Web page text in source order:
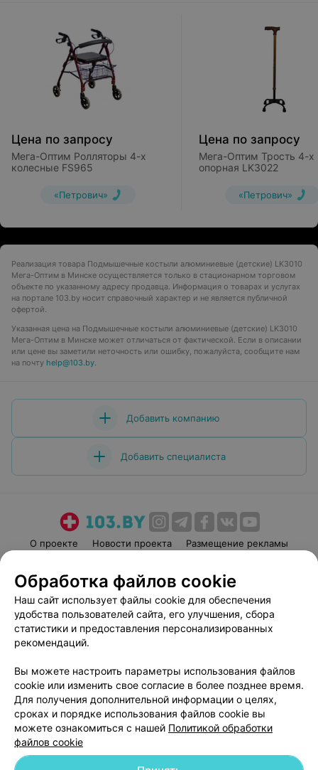
Цена по запросу
Мега-Оптим Ролляторы 4-х
колесные FS965
«Петрович»
Цена по запросу
Мега-Оптим Трость 4-х
опорная LK3022
«Петрович»
Реализация товара Подмышечные костыли алюминиевые (детские) LK3010
Мега-Оптим в Минске осуществляется только в стационарном торговом
объекте по указанному адресу продавца. Информация о товарах и услугах
на портале 103.by носит справочный характер и не является публичной
офертой.
Указанная цена на Подмышечные костыли алюминиевые (детские) LK3010
Мега-Оптим в Минске может отличаться от фактической. Если в описании
или цене вы заметили неточность или ошибку, пожалуйста, сообщите нам
на почту help@103.by.
Добавить компанию
Добавить специалиста
О проекте Новости проекта
Размещение рекламы
Пользовательское соглашение
Способы оплаты
Вакансии
Партнеры
Написать руководителю 103.by
Обработка персональных данных
Обработка файлов cookie
Наш сайт использует файлы cookie для обеспечения
удобства пользователей сайта, его улучшения, сбора
статистики и предоставления персонализированных
рекомендаций.
Вы можете настроить параметры использования файлов
cookie или изменить свое согласие в более позднее время.
Для получения дополнительной информации о целях,
сроках и порядке использования файлов cookie вы
можете ознакомиться с нашей Политикой обработки
файлов cookie